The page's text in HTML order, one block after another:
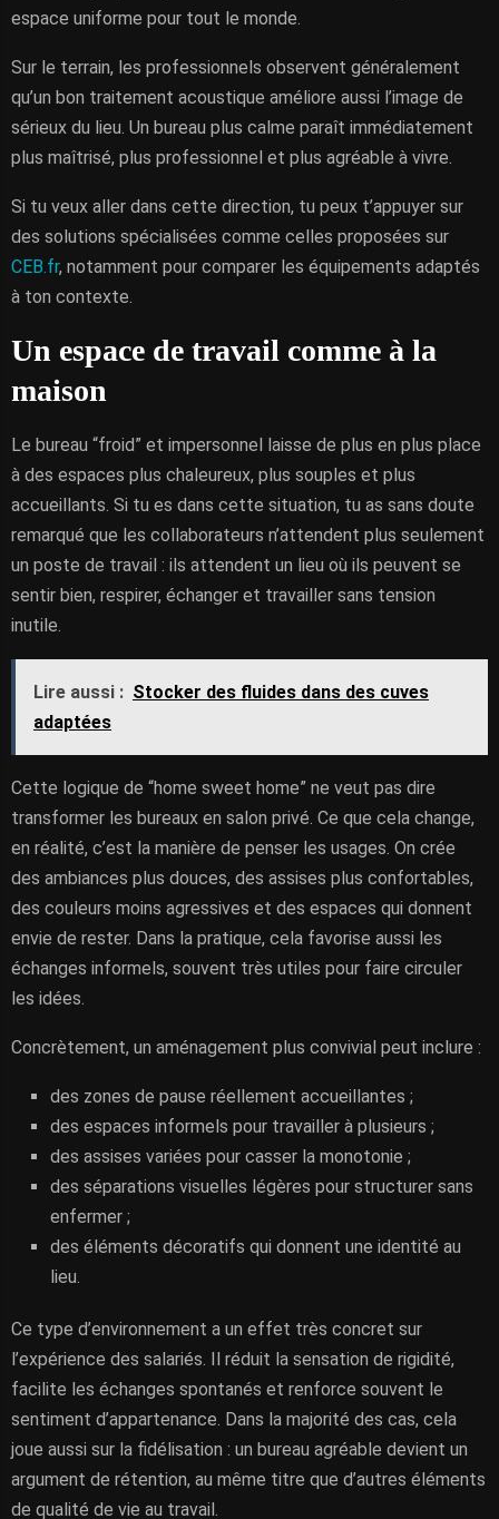
espace uniforme pour tout le monde.
Sur le terrain, les professionnels observent généralement
qu’un bon traitement acoustique améliore aussi l’image de
sérieux du lieu. Un bureau plus calme paraît immédiatement
plus maîtrisé, plus professionnel et plus agréable à vivre.
Si tu veux aller dans cette direction, tu peux t’appuyer sur
des solutions spécialisées comme celles proposées sur
CEB.fr, notamment pour comparer les équipements adaptés
à ton contexte.
Un espace de travail comme à la
maison
Le bureau “froid” et impersonnel laisse de plus en plus place
à des espaces plus chaleureux, plus souples et plus
accueillants. Si tu es dans cette situation, tu as sans doute
remarqué que les collaborateurs n’attendent plus seulement
un poste de travail : ils attendent un lieu où ils peuvent se
sentir bien, respirer, échanger et travailler sans tension
inutile.
Lire aussi : Stocker des fluides dans des cuves
adaptées
Cette logique de “home sweet home” ne veut pas dire
transformer les bureaux en salon privé. Ce que cela change,
en réalité, c’est la manière de penser les usages. On crée
des ambiances plus douces, des assises plus confortables,
des couleurs moins agressives et des espaces qui donnent
envie de rester. Dans la pratique, cela favorise aussi les
échanges informels, souvent très utiles pour faire circuler
les idées.
Concrètement, un aménagement plus convivial peut inclure :
des zones de pause réellement accueillantes ;
des espaces informels pour travailler à plusieurs ;
des assises variées pour casser la monotonie ;
des séparations visuelles légères pour structurer sans
enfermer ;
des éléments décoratifs qui donnent une identité au
lieu.
Ce type d’environnement a un effet très concret sur
l’expérience des salariés. Il réduit la sensation de rigidité,
facilite les échanges spontanés et renforce souvent le
sentiment d’appartenance. Dans la majorité des cas, cela
joue aussi sur la fidélisation : un bureau agréable devient un
argument de rétention, au même titre que d’autres éléments
de qualité de vie au travail.